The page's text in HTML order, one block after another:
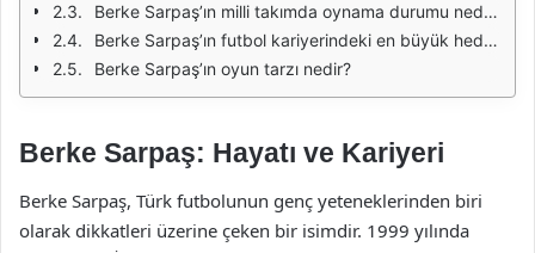
Berke Sarpaş’ın milli takımda oynama durumu nedir?
Berke Sarpaş’ın futbol kariyerindeki en büyük hedefleri nelerdir?
Berke Sarpaş’ın oyun tarzı nedir?
Berke Sarpaş: Hayatı ve Kariyeri
Berke Sarpaş, Türk futbolunun genç yeteneklerinden biri
olarak dikkatleri üzerine çeken bir isimdir. 1999 yılında